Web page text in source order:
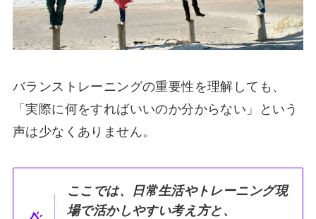
バランストレーニングの重要性を理解しても、
「実際に何をすればいいのか分からない」という
声は少なくありません。
ここでは、日常生活やトレーニング現
場で活かしやすい考え方と、